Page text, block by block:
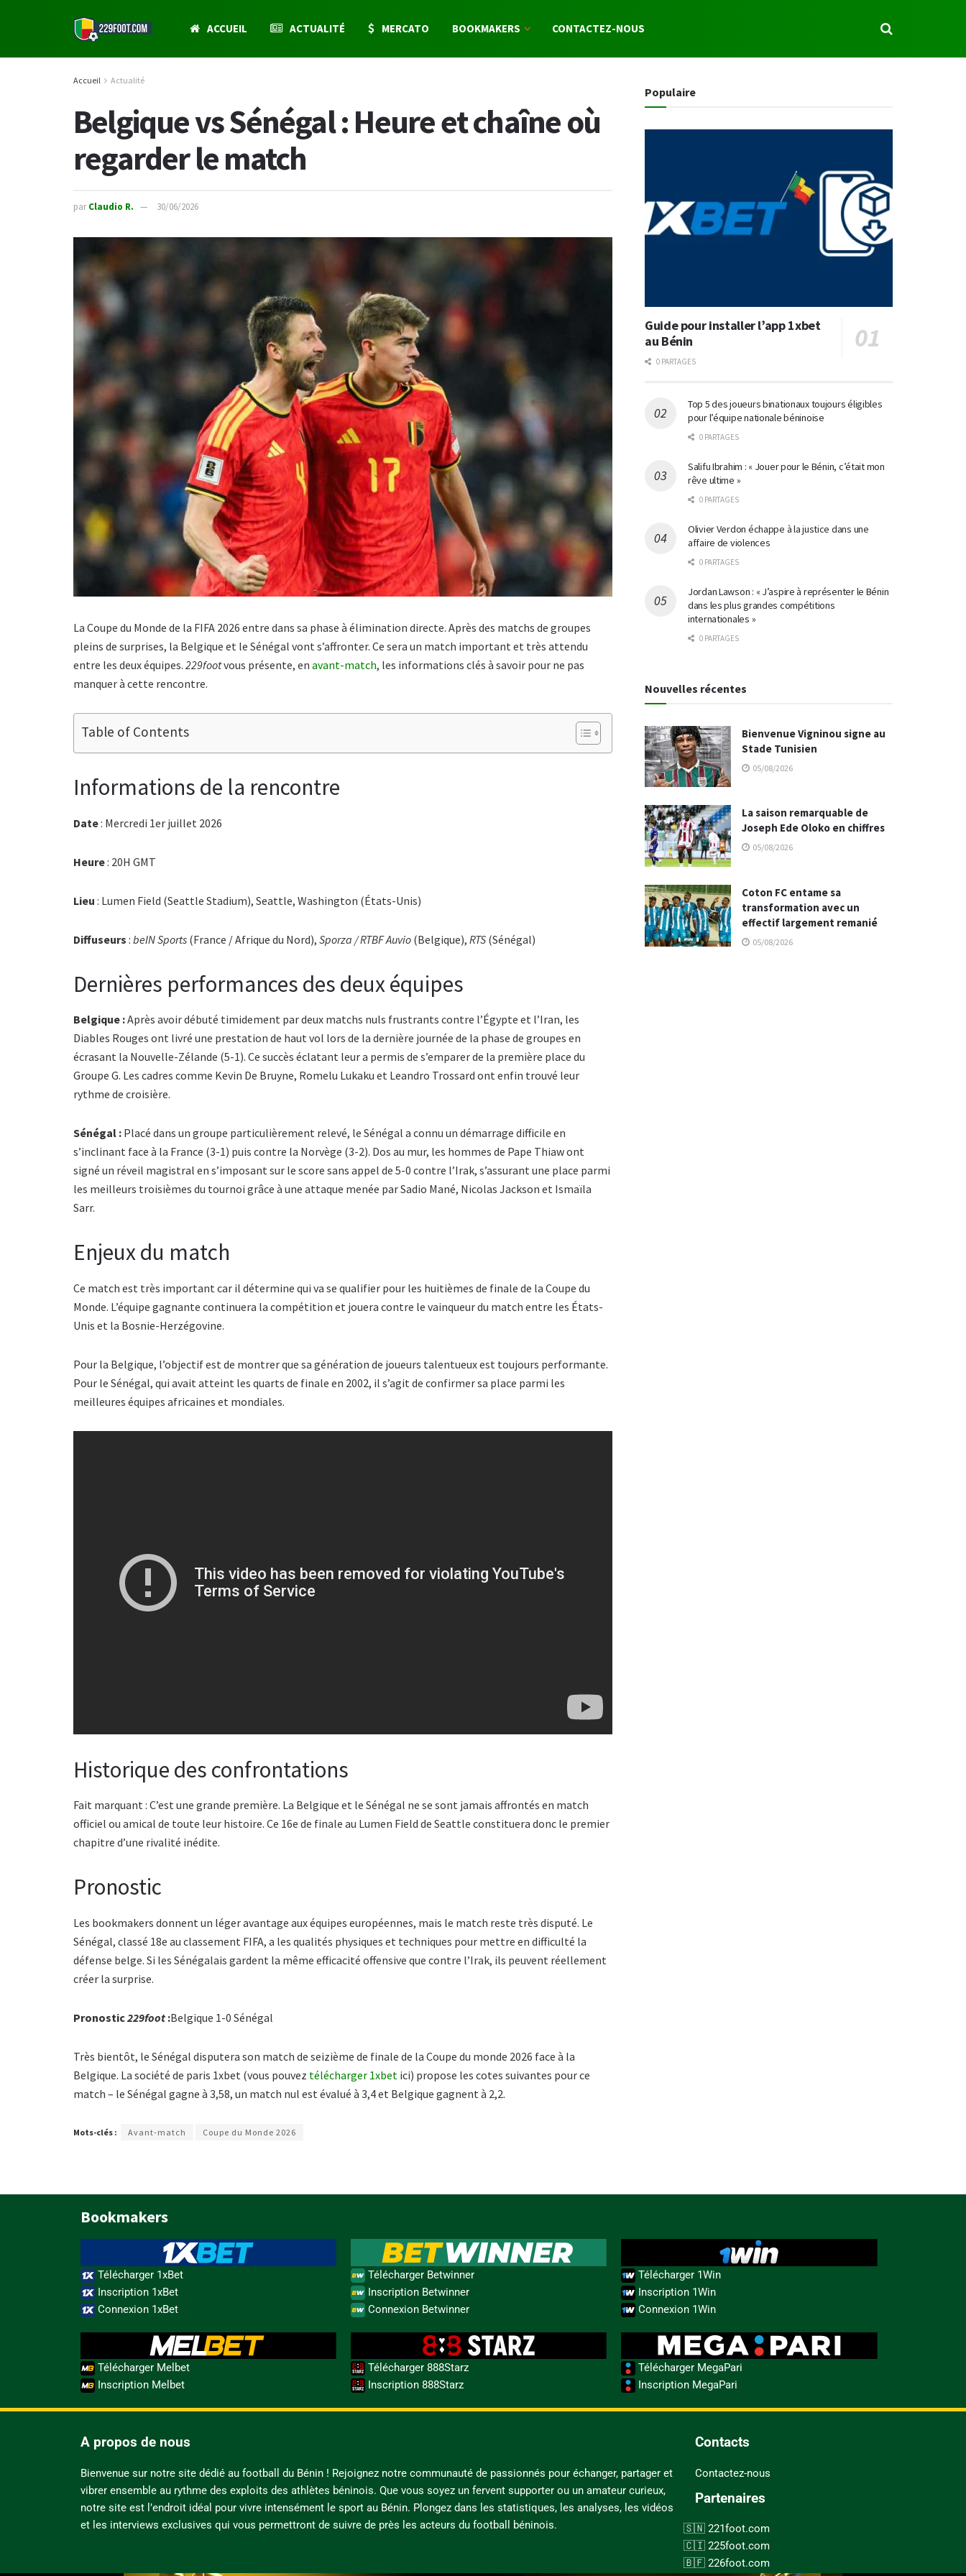
ACCUEIL ACTUALITÉ MERCATO BOOKMAKERS CONTACTEZ-NOUS
Accueil Actualité
Belgique vs Sénégal : Heure et chaîne où
regarder le match
par Claudio R. 30/06/2026
La Coupe du Monde de la FIFA 2026 entre dans sa phase à élimination directe. Après des matchs de groupes
pleins de surprises, la Belgique et le Sénégal vont s’affronter. Ce sera un match important et très attendu
entre les deux équipes. 229footvous présente, en avant-match, les informations clés à savoir pour ne pas
manquer à cette rencontre.
Table of Contents
Informations de la rencontre
Date: Mercredi 1er juillet 2026
Heure: 20H GMT
Lieu : Lumen Field (Seattle Stadium), Seattle, Washington (États-Unis)
Diffuseurs : beIN Sports (France / Afrique du Nord), Sporza / RTBF Auvio (Belgique), RTS (Sénégal)
Dernières performances des deux équipes
Belgique :Après avoir débuté timidement par deux matchs nuls frustrants contre l’Égypte et l’Iran, les
Diables Rouges ont livré une prestation de haut vol lors de la dernière journée de la phase de groupes en
écrasant la Nouvelle-Zélande (5-1). Ce succès éclatant leur a permis de s’emparer de la première place du
Groupe G. Les cadres comme Kevin De Bruyne, Romelu Lukaku et Leandro Trossard ont enfin trouvé leur
rythme de croisière.
Sénégal : Placé dans un groupe particulièrement relevé, le Sénégal a connu un démarrage difficile en
s’inclinant face à la France (3-1) puis contre la Norvège (3-2). Dos au mur, les hommes de Pape Thiaw ont
signé un réveil magistral en s’imposant sur le score sans appel de 5-0 contre l’Irak, s’assurant une place parmi
les meilleurs troisièmes du tournoi grâce à une attaque menée par Sadio Mané, Nicolas Jackson et Ismaïla
Sarr.
Enjeux du match
Ce match est très important car il détermine qui va se qualifier pour les huitièmes de finale de la Coupe du
Monde. L’équipe gagnante continuera la compétition et jouera contre le vainqueur du match entre les États-
Unis et la Bosnie-Herzégovine.
Pour la Belgique, l’objectif est de montrer que sa génération de joueurs talentueux est toujours performante.
Pour le Sénégal, qui avait atteint les quarts de finale en 2002, il s’agit de confirmer sa place parmi les
meilleures équipes africaines et mondiales.
Historique des confrontations
Fait marquant : C’est une grande première. La Belgique et le Sénégal ne se sont jamais affrontés en match
officiel ou amical de toute leur histoire. Ce 16e de finale au Lumen Field de Seattle constituera donc le premier
chapitre d’une rivalité inédite.
Pronostic
Les bookmakers donnent un léger avantage aux équipes européennes, mais le match reste très disputé. Le
Sénégal, classé 18e au classement FIFA, a les qualités physiques et techniques pour mettre en difficulté la
défense belge. Si les Sénégalais gardent la même efficacité offensive que contre l’Irak, ils peuvent réellement
créer la surprise.
Pronostic229foot :Belgique 1-0 Sénégal
Très bientôt, le Sénégal disputera son match de seizième de finale de la Coupe du monde 2026 face à la
Belgique. La société de paris 1xbet (vous pouvez télécharger 1xbet ici) propose les cotes suivantes pour ce
match – le Sénégal gagne à 3,58, un match nul est évalué à 3,4 et Belgique gagnent à 2,2.
Mots-clés : Avant-match Coupe du Monde 2026
Populaire
Guide pour installer l’app 1xbet
au Bénin
0 PARTAGES
Top 5 des joueurs binationaux toujours éligibles
pour l’équipe nationale béninoise
0 PARTAGES
Salifu Ibrahim : « Jouer pour le Bénin, c’était mon
rêve ultime »
0 PARTAGES
Olivier Verdon échappe à la justice dans une
affaire de violences
0 PARTAGES
Jordan Lawson : « J’aspire à représenter le Bénin
dans les plus grandes compétitions
internationales »
0 PARTAGES
Nouvelles récentes
Bienvenue Vigninou signe au
Stade Tunisien
05/08/2026
La saison remarquable de
Joseph Ede Oloko en chiffres
05/08/2026
Coton FC entame sa
transformation avec un
effectif largement remanié
05/08/2026
Bookmakers
Télécharger 1xBet
Inscription 1xBet
Connexion 1xBet
Télécharger Betwinner
Inscription Betwinner
Connexion Betwinner
Télécharger 1Win
Inscription 1Win
Connexion 1Win
Télécharger Melbet
Inscription Melbet
Télécharger 888Starz
Inscription 888Starz
Télécharger MegaPari
Inscription MegaPari
A propos de nous
Bienvenue sur notre site dédié au football du Bénin ! Rejoignez notre communauté de passionnés pour échanger, partager et
vibrer ensemble au rythme des exploits des athlètes béninois. Que vous soyez un fervent supporter ou un amateur curieux,
notre site est l’endroit idéal pour vivre intensément le sport au Bénin. Plongez dans les statistiques, les analyses, les vidéos
et les interviews exclusives qui vous permettront de suivre de près les acteurs du football béninois.
Contacts
Contactez-nous
Partenaires
221foot.com
225foot.com
226foot.com